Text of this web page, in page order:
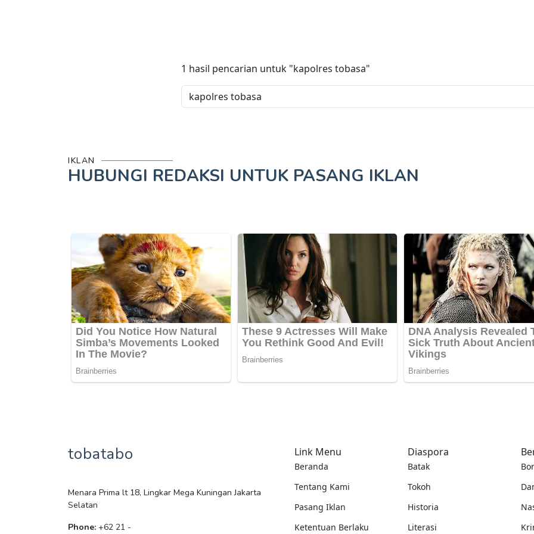
1 hasil pencarian untuk "kapolres tobasa"
IKLAN
HUBUNGI REDAKSI UNTUK PASANG IKLAN
tobatabo
Menara Prima lt 18, Lingkar Mega Kuningan Jakarta
Selatan
Phone: +62 21 -
Link Menu
Beranda
Tentang Kami
Pasang Iklan
Ketentuan Berlaku
Diaspora
Batak
Tokoh
Historia
Literasi